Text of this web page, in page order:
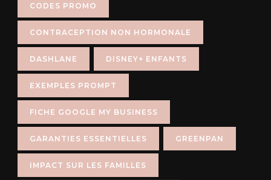
CODES PROMO
CONTRACEPTION NON HORMONALE
DASHLANE DISNEY+ ENFANTS
EXEMPLES PROMPT
FICHE GOOGLE MY BUSINESS
GARANTIES ESSENTIELLES GREENPAN
IMPACT SUR LES FAMILLES